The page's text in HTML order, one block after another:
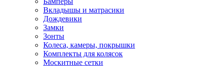
Вкладышы и матрасики
Дождевики
Замки
Зонты
Колеса, камеры, покрышки
Комплекты для колясок
Москитные сетки